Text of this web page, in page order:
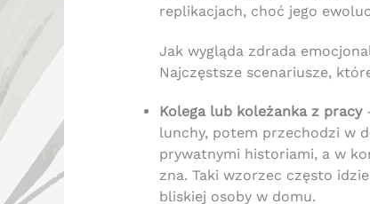
replikacjach, choć jego
Jak wygląda zdrada
Najczęstsze scenariusze,
Kolega lub koleżanka z pracy
lunchy, potem przechodzi w
prywatnymi historiami, a w
zna. Taki wzorzec często
bliskiej osoby w domu.